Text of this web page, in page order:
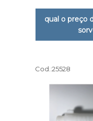
qual o preço
Cod.:25528